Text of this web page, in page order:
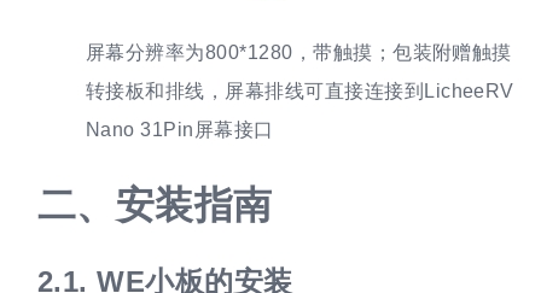
屏幕分辨率为800*1280，带触摸；包装附赠触摸
转接板和排线，屏幕排线可直接连接到LicheeRV
Nano 31Pin屏幕接口
二、 安装指南
2.1.WE小板的安装